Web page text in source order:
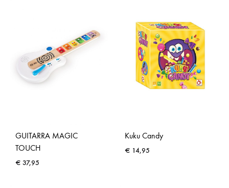
GUITARRA MAGIC
TOUCH
€ 37,95
Kuku Candy
€ 14,95